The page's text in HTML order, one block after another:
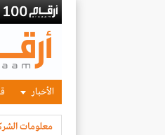
الأخبار
معلومات